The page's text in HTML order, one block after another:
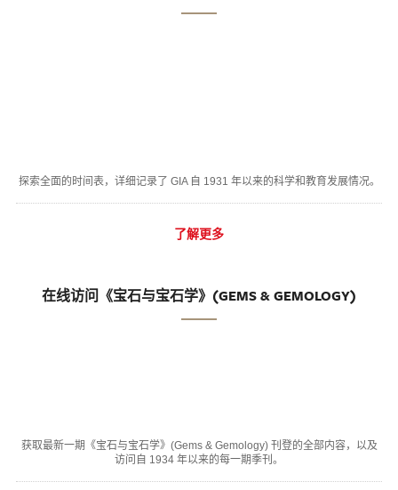
探索全面的时间表，详细记录了 GIA 自 1931 年以来的科学和教育发展情况。
了解更多
在线访问《宝石与宝石学》(GEMS & GEMOLOGY)
获取最新一期《宝石与宝石学》(Gems & Gemology) 刊登的全部内容，以及
访问自 1934 年以来的每一期季刊。